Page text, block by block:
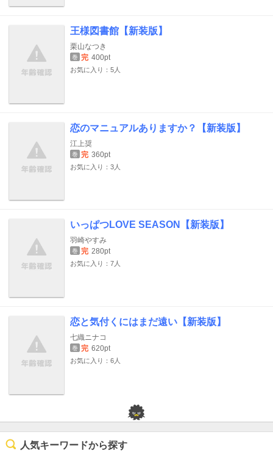
王様図書館【新装版】
栗山なつき
巻 完 400pt
お気に入り：5人
恋のマニュアルありますか？【新装版】
江上奨
巻 完 360pt
お気に入り：3人
いっぱつLOVE SEASON【新装版】
羽崎やすみ
巻 完 280pt
お気に入り：7人
恋と気付くにはまだ遠い【新装版】
七織ニナコ
巻 完 620pt
お気に入り：6人
人気キーワードから探す